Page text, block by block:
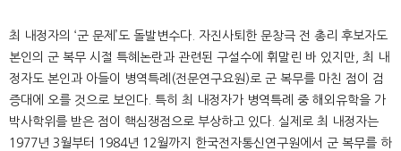
최 내정자의 ‘군 문제’도 돌발변수다. 자진사퇴한 문창극 전 총리 후보자도
본인의 군 복무 시절 특혜논란과 관련된 구설수에 휘말린 바 있지만, 최 내
정자도 본인과 아들이 병역특례(전문연구요원)로 군 복무를 마친 점이 검
증대에 오를 것으로 보인다. 특히 최 내정자가 병역특례 중 해외유학을 가
박사학위를 받은 점이 핵심쟁점으로 부상하고 있다. 실제로 최 내정자는
1977년 3월부터 1984년 12월까지 한국전자통신연구원에서 군 복무를 하